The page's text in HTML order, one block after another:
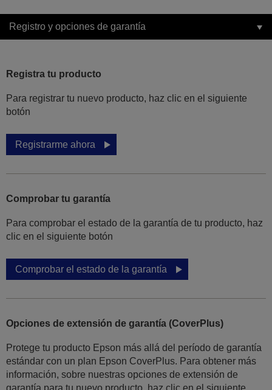
Registro y opciones de garantía
Registra tu producto
Para registrar tu nuevo producto, haz clic en el siguiente
botón
Registrarme ahora
Comprobar tu garantía
Para comprobar el estado de la garantía de tu producto, haz
clic en el siguiente botón
Comprobar el estado de la garantía
Opciones de extensión de garantía (CoverPlus)
Protege tu producto Epson más allá del período de garantía
estándar con un plan Epson CoverPlus. Para obtener más
información, sobre nuestras opciones de extensión de